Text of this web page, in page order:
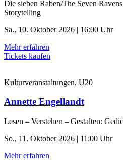
Die sieben Raben/The Seven Ravens
Storytelling
Sa., 10. Oktober 2026 | 16:00 Uhr
Mehr erfahren
Tickets kaufen
Kulturveranstaltungen, U20
Annette Engellandt
Lesen – Verstehen – Gestalten:
So., 11. Oktober 2026 | 11:00 Uhr
Mehr erfahren